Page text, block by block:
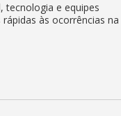
e equipes
às ocorrências na